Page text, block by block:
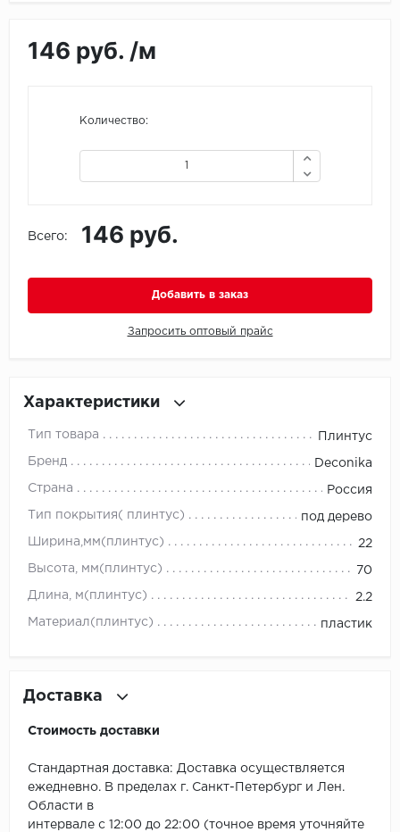
Forbo Allura Click
IVC Group
Krono Xonic
LimeStone
Made in Belgium
146 руб. /м
Количество:
Всего: 146 руб.
Добавить в заказ
Запросить оптовый прайс
Характеристики
Тип товара Плинтус
Бренд Deconika
Страна Россия
Тип покрытия( плинтус) под дерево
Ширина,мм(плинтус) 22
Высота, мм(плинтус) 70
Длина, м(плинтус) 2.2
Материал(плинтус) пластик
Доставка
Стоимость доставки
Стандартная доставка: Доставка осуществляется
ежедневно. В пределах г. Санкт-Петербург и Лен.
Области в
интервале с 12:00 до 22:00 (точное время уточняйте